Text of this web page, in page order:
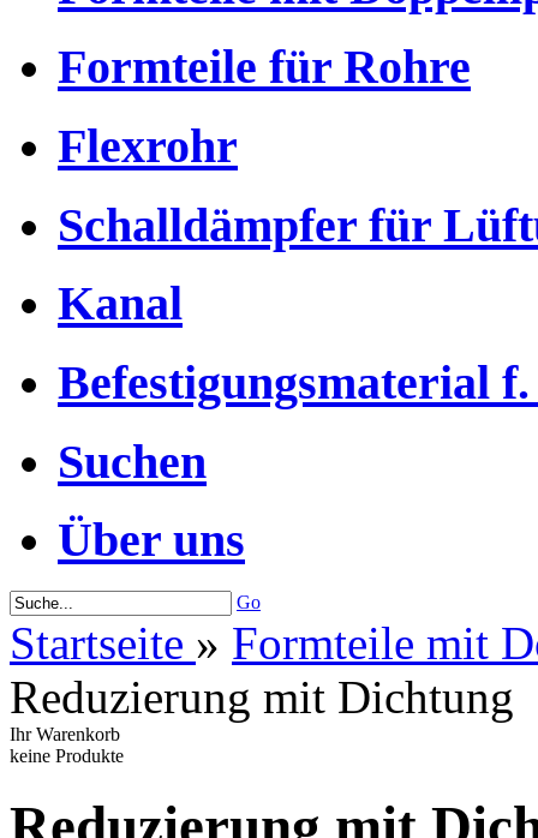
Formteile für Rohre
Flexrohr
Schalldämpfer für
Kanal
Befestigungsmaterial
Suchen
Über uns
Go
Startseite » Formteile mit
Reduzierung mit Dichtung
Ihr Warenkorb
keine Produkte